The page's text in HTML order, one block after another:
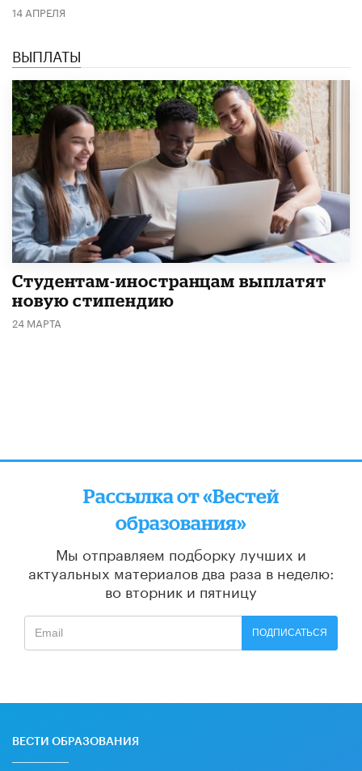
14 АПРЕЛЯ
ВЫПЛАТЫ
Студентам-иностранцам выплатят
новую стипендию
24 МАРТА
Рассылка от «Вестей
образования»
Мы отправляем подборку лучших и
актуальных материалов два раза в неделю:
во вторник и пятницу
ПОДПИСАТЬСЯ
ВЕСТИ ОБРАЗОВАНИЯ